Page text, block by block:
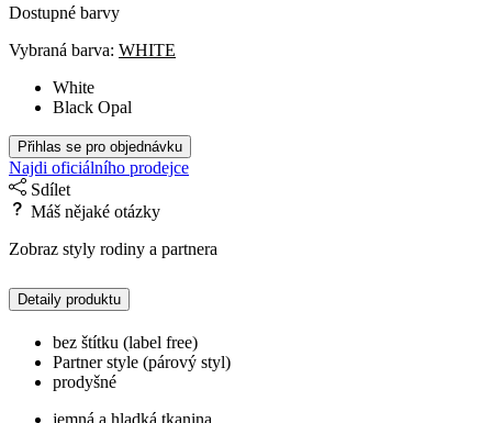
Dostupné barvy
Vybraná barva: WHITE
White
Black Opal
Přihlas se pro objednávku
Najdi oficiálního prodejce
Sdílet
Máš nějaké otázky
Zobraz styly rodiny a partnera
Detaily produktu
bez štítku (label free)
Partner style (párový styl)
prodyšné
jemná a hladká tkanina